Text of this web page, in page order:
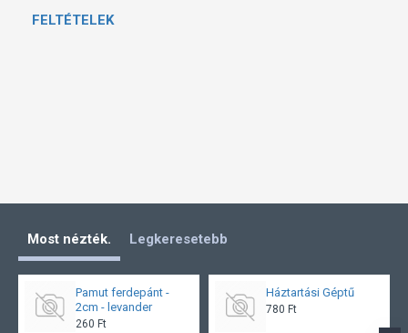
FELTÉTELEK
Most nézték. Legkeresetebb
Pamut ferdepánt -
2cm - levander
260 Ft
Háztartási Géptű
780 Ft